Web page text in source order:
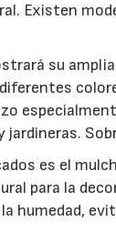
Existen
su
jardineras.
es el
para la
humedad,